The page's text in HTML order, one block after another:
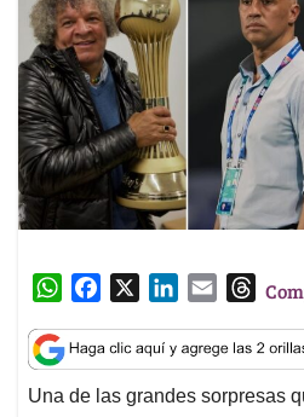
W
a
t
s
c
e
b
n
k
e
a
i
l
T
r
e
a
Una de las grandes sorpresas